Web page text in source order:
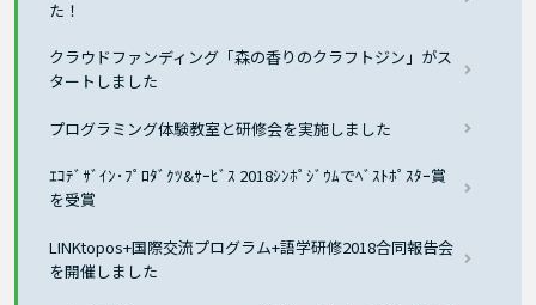
た！
クラウドファンディング「森の香りのクラフトジン」がス
タートしました
プログラミング体験教室と研修会を実施しました
ｴｺﾃﾞｻﾞｲﾝ･ﾌﾟﾛﾀﾞｸﾂ&ｻｰﾋﾞｽ 2018ｼﾝﾎﾟｼﾞｳﾑでﾍﾞｽﾄﾎﾟｽﾀｰ賞
を受賞
LINKtopos+国際交流プログラム+語学研修2018合同報告会
を開催しました